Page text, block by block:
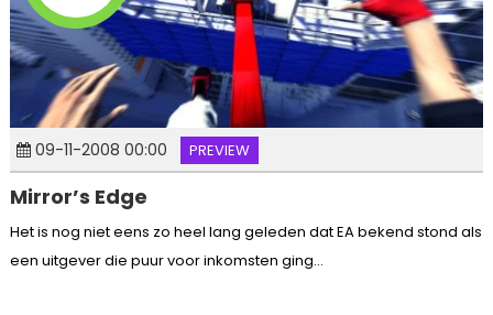
09-11-2008 00:00 PREVIEW
Mirror’s Edge
Het is nog niet eens zo heel lang geleden dat EA bekend stond als
een uitgever die puur voor inkomsten ging...